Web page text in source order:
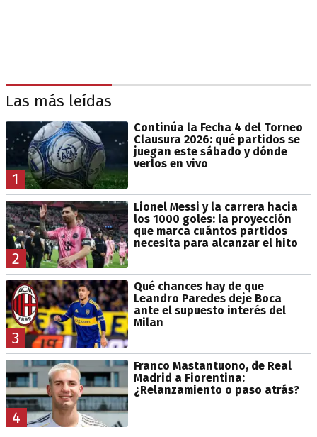
Las más leídas
1
Continúa la Fecha 4 del Torneo
Clausura 2026: qué partidos se
juegan este sábado y dónde
verlos en vivo
2
Lionel Messi y la carrera hacia
los 1000 goles: la proyección
que marca cuántos partidos
necesita para alcanzar el hito
3
Qué chances hay de que
Leandro Paredes deje Boca
ante el supuesto interés del
Milan
4
Franco Mastantuono, de Real
Madrid a Fiorentina:
¿Relanzamiento o paso atrás?